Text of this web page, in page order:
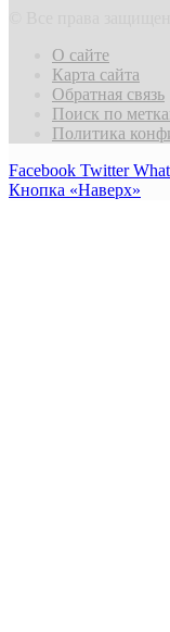
О сайте
Карта сайта
Обратная связь
Поиск по
Политика
Facebook Twitter
Кнопка «Наверх»